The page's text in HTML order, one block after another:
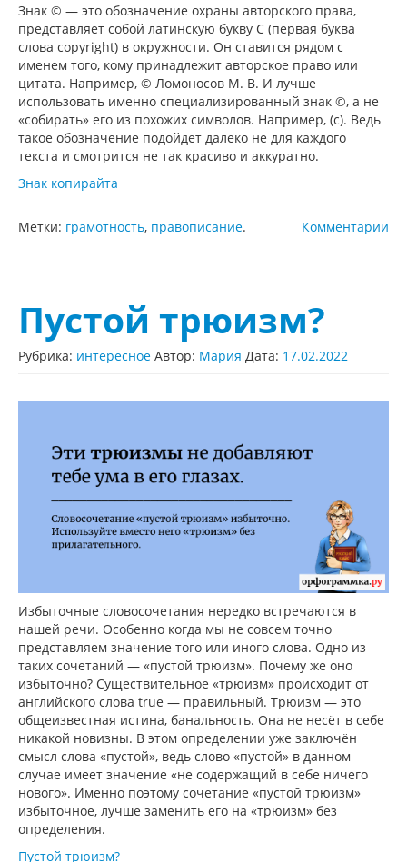
Знак © — это обозначение охраны авторского права,
представляет собой латинскую букву C (первая буква
слова copyright) в окружности. Он ставится рядом с
именем того, кому принадлежит авторское право или
цитата. Например, © Ломоносов М. В. И лучше
использовать именно специализированный знак ©, а не
«собирать» его из похожих символов. Например, (с). Ведь
такое обозначение подойдёт далеко не для каждого
текста и смотрится не так красиво и аккуратно.
Знак копирайта
Комментарии
Метки: грамотность, правописание.
Пустой трюизм?
Рубрика: интересное Автор: Мария Дата: 17.02.2022
Избыточные словосочетания нередко встречаются в
нашей речи. Особенно когда мы не совсем точно
представляем значение того или иного слова. Одно из
таких сочетаний — «пустой трюизм». Почему же оно
избыточно? Существительное «трюизм» происходит от
английского слова true — правильный. Трюизм — это
общеизвестная истина, банальность. Она не несёт в себе
никакой новизны. В этом определении уже заключён
смысл слова «пустой», ведь слово «пустой» в данном
случае имеет значение «не содержащий в себе ничего
нового». Именно поэтому сочетание «пустой трюизм»
избыточное, лучше заменить его на «трюизм» без
определения.
Пустой трюизм?